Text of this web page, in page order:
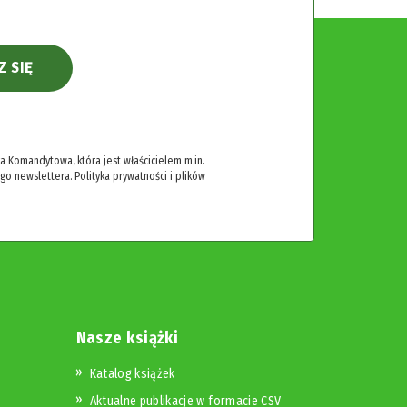
SIĘ
która jest właścicielem m.in.
newslettera. Polityka prywatności i plików
Nasze książki
Katalog książek
Aktualne publikacje w formacie CSV